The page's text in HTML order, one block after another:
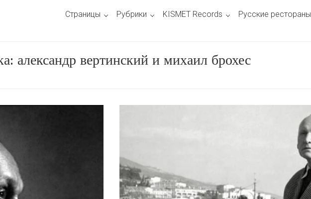
Страницы Рубрики KISMET Records Русские рестораны
александр вертинский и михаил брохес